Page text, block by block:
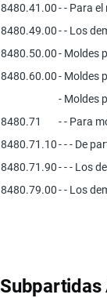
8480.41.00- - Para
8480.49.00- - Los
8480.50.00- Moldes
8480.60.00- Moldes
- Moldes
8480.71
- - Para
8480.71.10- - - De
8480.71.90- - - Los
8480.79.00- - Los
Subpartidas